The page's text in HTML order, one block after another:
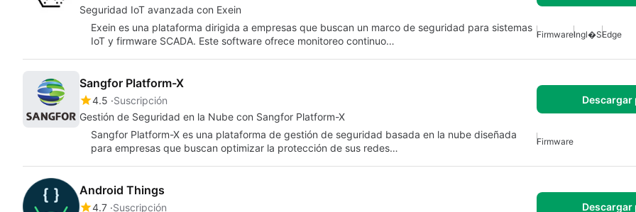
Seguridad IoT avanzada con Exein
Exein es una plataforma dirigida a empresas que buscan un marco de seguridad para sistemas
IoT y firmware SCADA. Este software ofrece monitoreo continuo…
FirmwareIngl�sEdge
Sangfor Platform-X
4.5 Suscripción
Gestión de Seguridad en la Nube con Sangfor Platform-X
Descargar
Sangfor Platform-X es una plataforma de gestión de seguridad basada en la nube diseñada
para empresas que buscan optimizar la protección de sus redes…
Firmware
Android Things
4.7 Suscripción Descargar